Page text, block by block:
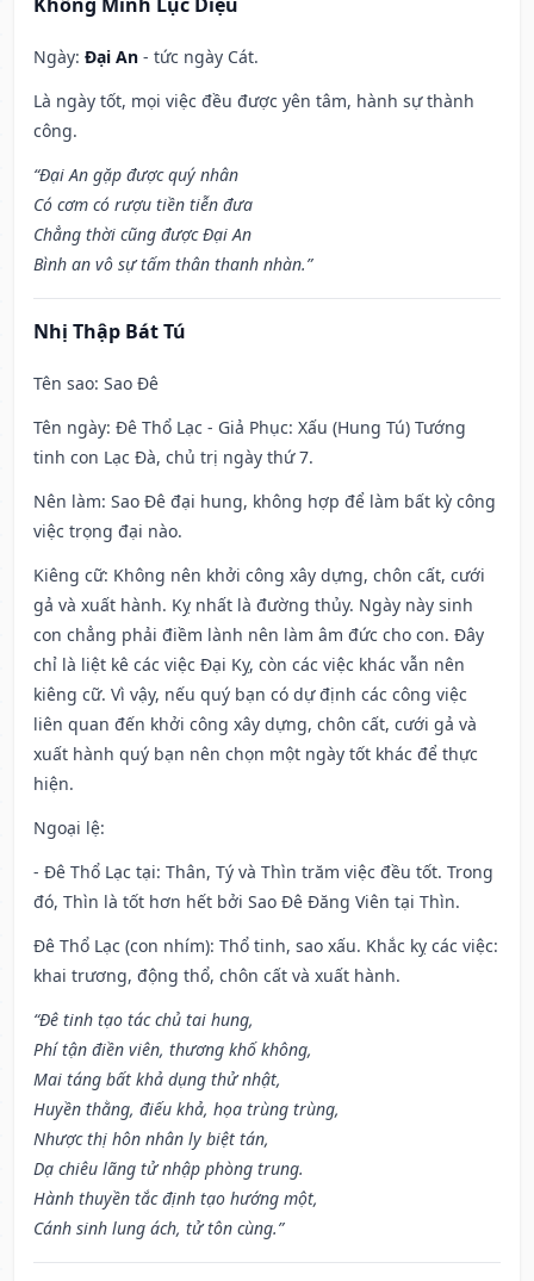
Ngày: Đại An - tức ngày Cát.
Là ngày tốt, mọi việc đều được yên tâm, hành sự thành
công.
“Đại An gặp được quý nhân
Có cơm có rượu tiền tiễn đưa
Chẳng thời cũng được Đại An
Bình an vô sự tấm thân thanh nhàn.”
Nhị Thập Bát Tú
Tên sao: Sao Đê
Tên ngày: Đê Thổ Lạc - Giả Phục: Xấu (Hung Tú) Tướng
tinh con Lạc Đà, chủ trị ngày thứ 7.
Nên làm: Sao Đê đại hung, không hợp để làm bất kỳ công
việc trọng đại nào.
Kiêng cữ: Không nên khởi công xây dựng, chôn cất, cưới
gả và xuất hành. Kỵ nhất là đường thủy. Ngày này sinh
con chẳng phải điềm lành nên làm âm đức cho con. Đây
chỉ là liệt kê các việc Đại Kỵ, còn các việc khác vẫn nên
kiêng cữ. Vì vậy, nếu quý bạn có dự định các công việc
liên quan đến khởi công xây dựng, chôn cất, cưới gả và
xuất hành quý bạn nên chọn một ngày tốt khác để thực
hiện.
Ngoại lệ:
- Đê Thổ Lạc tại: Thân, Tý và Thìn trăm việc đều tốt. Trong
đó, Thìn là tốt hơn hết bởi Sao Đê Đăng Viên tại Thìn.
Đê Thổ Lạc (con nhím): Thổ tinh, sao xấu. Khắc kỵ các việc:
khai trương, động thổ, chôn cất và xuất hành.
“Đê tinh tạo tác chủ tai hung,
Phí tận điền viên, thương khố không,
Mai táng bất khả dụng thử nhật,
Huyền thằng, điếu khả, họa trùng trùng,
Nhược thị hôn nhân ly biệt tán,
Dạ chiêu lãng tử nhập phòng trung.
Hành thuyền tắc định tạo hướng một,
Cánh sinh lung ách, tử tôn cùng.”